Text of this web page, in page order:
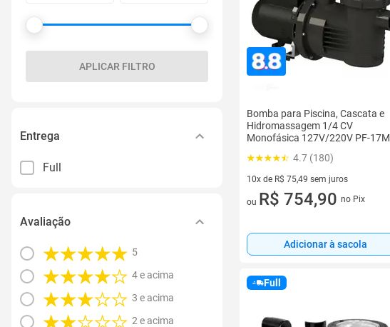
APLICAR FILTRO
Entrega
Full
Avaliação
5
4 e acima
3 e acima
2 e acima
Bomba para Piscina, Cascata e
Hidromassagem 1/4 CV
Monofásica 127V/220V PF-17M
4.7 (180)
10x de R$ 75,49 sem juros
10 vez de R$ 75,49 sem juros
ou R$ 754,90 no Pix
Adicionar à sacola
Full